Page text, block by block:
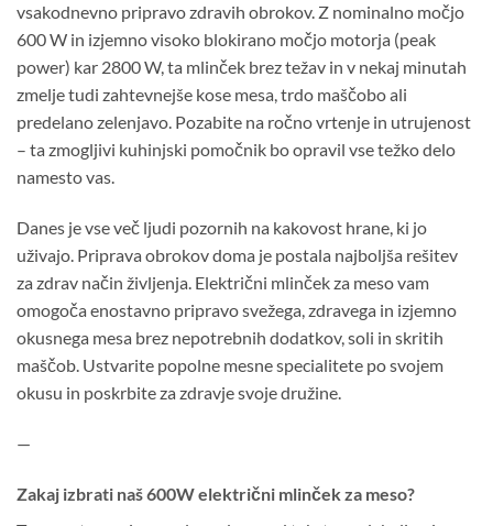
vsakodnevno pripravo zdravih obrokov. Z nominalno močjo
600 W in izjemno visoko blokirano močjo motorja (peak
power) kar 2800 W, ta mlinček brez težav in v nekaj minutah
zmelje tudi zahtevnejše kose mesa, trdo maščobo ali
predelano zelenjavo. Pozabite na ročno vrtenje in utrujenost
– ta zmogljivi kuhinjski pomočnik bo opravil vse težko delo
namesto vas.
Danes je vse več ljudi pozornih na kakovost hrane, ki jo
uživajo. Priprava obrokov doma je postala najboljša rešitev
za zdrav način življenja. Električni mlinček za meso vam
omogoča enostavno pripravo svežega, zdravega in izjemno
okusnega mesa brez nepotrebnih dodatkov, soli in skritih
maščob. Ustvarite popolne mesne specialitete po svojem
okusu in poskrbite za zdravje svoje družine.
—
Zakaj izbrati naš 600W električni mlinček za meso?